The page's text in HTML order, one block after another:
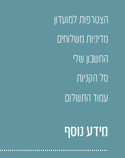
הצטרפות למועדון
מדיניות משלוחים
החשבון שלי
סל הקניות
עמוד התשלום
מידע נוסף